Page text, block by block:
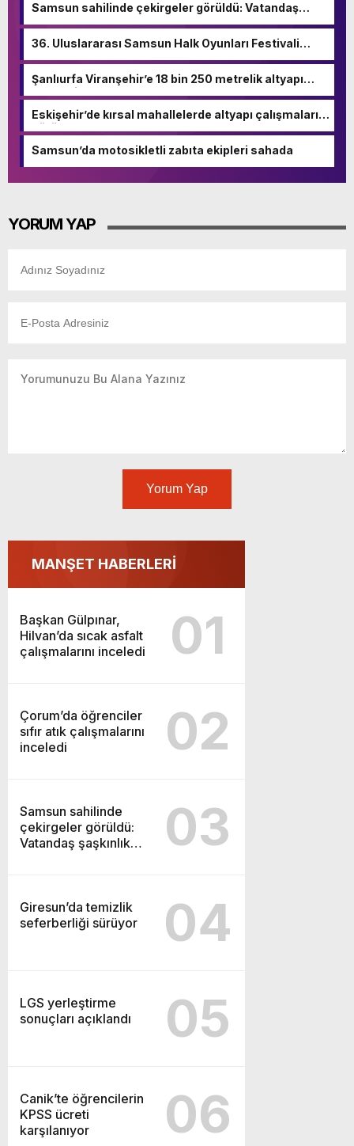
Samsun sahilinde çekirgeler görüldü: Vatandaş
36. Uluslararası Samsun Halk Oyunları Festivali
Şanlıurfa Viranşehir’e 18 bin 250 metrelik altyapı
hamlesi
Eskişehir’de kırsal mahallelerde altyapı çalışmaları
sürüyor
Samsun’da motosikletli zabıta ekipleri sahada
YORUM YAP
Yorum Yap
MANŞET HABERLERİ
Başkan Gülpınar,
Hilvan’da sıcak asfalt
çalışmalarını inceledi
01
Çorum’da öğrenciler
sıfır atık çalışmalarını
inceledi
02
Samsun sahilinde
çekirgeler görüldü:
Vatandaş şaşkınlık
03
Giresun’da temizlik
seferberliği sürüyor
04
LGS yerleştirme
sonuçları açıklandı
05
Canik’te öğrencilerin
KPSS ücreti
karşılanıyor
06